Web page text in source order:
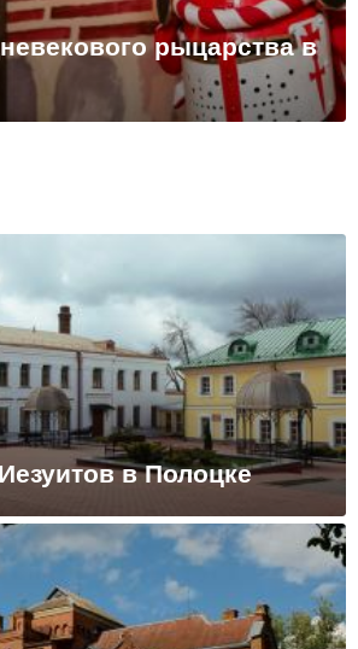
рыцарства в
в Полоцке